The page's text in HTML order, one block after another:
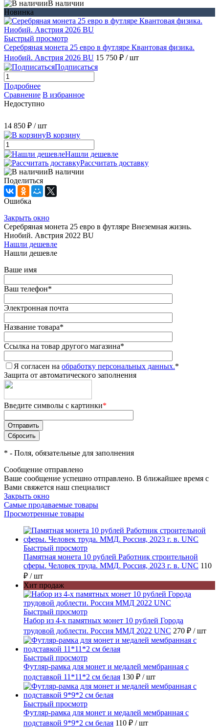
В наличии
Новинка
Быстрый просмотр
Серебряная монета 25 евро в футляре Квантовая физика.
Ниобий. Австрия 2026 BU 15 750 ₽ / шт
Подписаться
Подробнее
Сравнение В избранное
Недоступно
14 850 ₽ / шт
В корзину
Нашли дешевле
Рассчитать доставку
В наличии
Поделиться
Ошибка
Закрыть окно
Серебряная монета 25 евро в футляре Внеземная жизнь.
Ниобий. Австрия 2022 BU
Нашли дешевле
Нашли дешевле
Ваше имя
Ваш телефон*
Электронная почта
Название товара*
Ссылка на товар другого магазина*
Я согласен на обработку персональных данных.*
Защита от автоматического заполнения
Введите символы с картинки*
* - Поля, обязательные для заполнения
Сообщение отправлено
Ваше сообщение успешно отправлено. В ближайшее время с
Вами свяжется наш специалист
Закрыть окно
Самые продаваемые товары
Просмотренные товары
Быстрый просмотр
Памятная монета 10 рублей Работник строительной
сферы. Человек труда. ММД. Россия, 2023 г. в. UNC 110
₽ / шт
Хит продаж
Быстрый просмотр
Набор из 4-х памятных монет 10 рублей Города
трудовой доблести. Россия ММД 2022 UNC 270 ₽ / шт
Быстрый просмотр
Футляр-рамка для монет и медалей мембранная с
подставкой 11*11*2 см белая 130 ₽ / шт
Быстрый просмотр
Футляр-рамка для монет и медалей мембранная с
подставкой 9*9*2 см белая 110 ₽ / шт